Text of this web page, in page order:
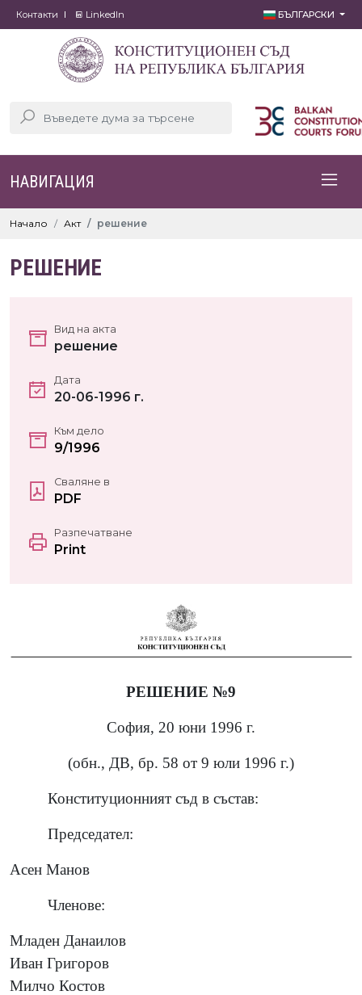
Контакти LinkedIn БЪЛГАРСКИ
НАВИГАЦИЯ
Начало Акт решение
РЕШЕНИЕ
Вид на акта
решение
Дата
20-06-1996 г.
Към дело
9/1996
Сваляне в
PDF
Разпечатване
Print
РЕШЕНИЕ №9
София, 20 юни 1996 г.
(обн., ДВ, бр. 58 от 9 юли 1996 г.)
Конституционният съд в състав:
Председател:
Асен Манов
Членове:
Младен Данаилов
Иван Григоров
Милчо Костов